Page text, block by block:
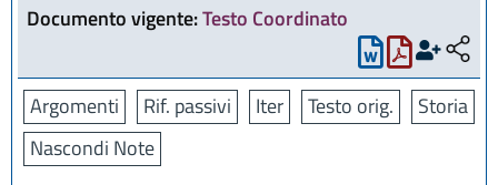
Documento vigente:Testo Coordinato
Argomenti Rif. passivi Iter Testo orig.
Storia
Nascondi Note